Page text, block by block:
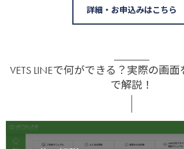
詳細・お申込みはこちら
VETS LINEで何ができる？実際の画
で解説！